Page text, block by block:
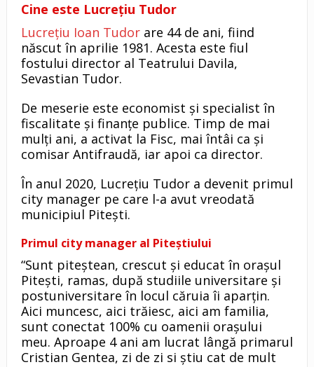
Cine este Lucrețiu Tudor
Lucreţiu Ioan Tudorare 44 de ani, fiind
născut în aprilie 1981. Acesta este fiul
fostului director al Teatrului Davila,
Sevastian Tudor.
De meserie este economist și specialist în
fiscalitate și finanțe publice. Timp de mai
mulți ani, a activat la Fisc, mai întâi ca și
comisar Antifraudă, iar apoi ca director.
În anul 2020, Lucrețiu Tudor a devenit primul
city manager pe care l-a avut vreodată
municipiul Pitești.
Primul city manager al Piteștiului
“Sunt piteștean, crescut și educat în orașul
Pitești, ramas, după studiile universitare și
postuniversitare în locul căruia îi aparțin.
Aici muncesc, aici trăiesc, aici am familia,
sunt conectat 100% cu oamenii orașului
meu. Aproape 4 ani am lucrat lângă primarul
Cristian Gentea, zi de zi si știu cat de mult